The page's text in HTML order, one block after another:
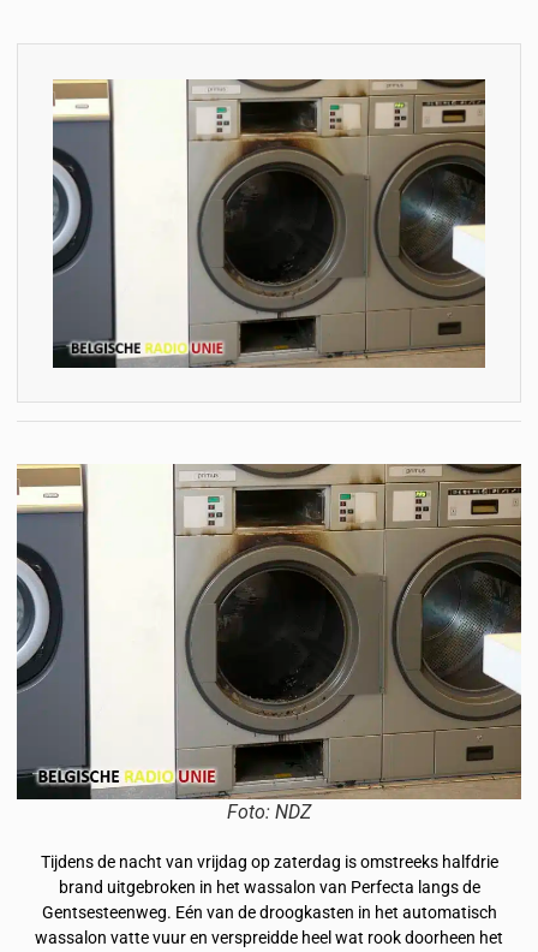
Foto: NDZ
Tijdens de nacht van vrijdag op zaterdag is omstreeks halfdrie
brand uitgebroken in het wassalon van Perfecta langs de
Gentsesteenweg. Eén van de droogkasten in het automatisch
wassalon vatte vuur en verspreidde heel wat rook doorheen het